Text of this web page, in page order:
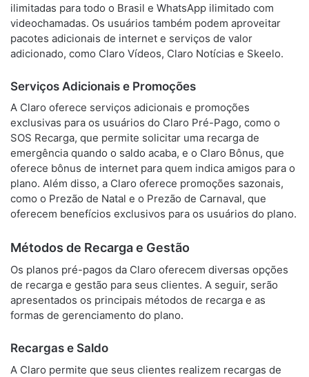
ilimitadas para todo o Brasil e WhatsApp ilimitado com
videochamadas. Os usuários também podem aproveitar
pacotes adicionais de internet e serviços de valor
adicionado, como Claro Vídeos, Claro Notícias e Skeelo.
Serviços Adicionais e Promoções
A Claro oferece serviços adicionais e promoções
exclusivas para os usuários do Claro Pré-Pago, como o
SOS Recarga, que permite solicitar uma recarga de
emergência quando o saldo acaba, e o Claro Bônus, que
oferece bônus de internet para quem indica amigos para o
plano. Além disso, a Claro oferece promoções sazonais,
como o Prezão de Natal e o Prezão de Carnaval, que
oferecem benefícios exclusivos para os usuários do plano.
Métodos de Recarga e Gestão
Os planos pré-pagos da Claro oferecem diversas opções
de recarga e gestão para seus clientes. A seguir, serão
apresentados os principais métodos de recarga e as
formas de gerenciamento do plano.
Recargas e Saldo
A Claro permite que seus clientes realizem recargas de